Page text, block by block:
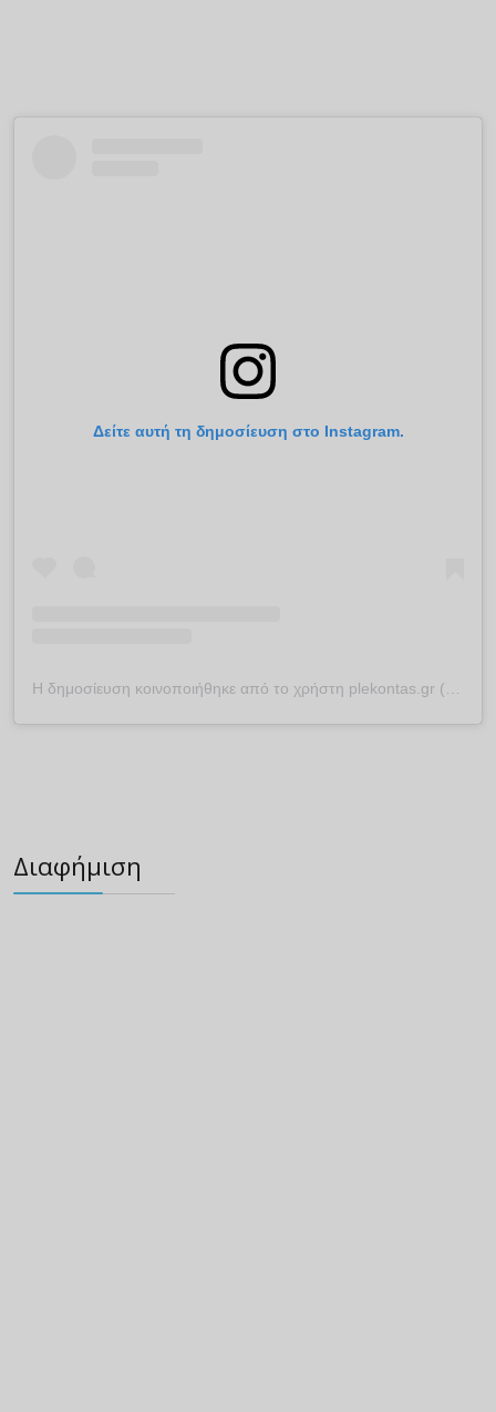
Δείτε αυτή τη δημοσίευση στο Instagram.
Διαφήμιση